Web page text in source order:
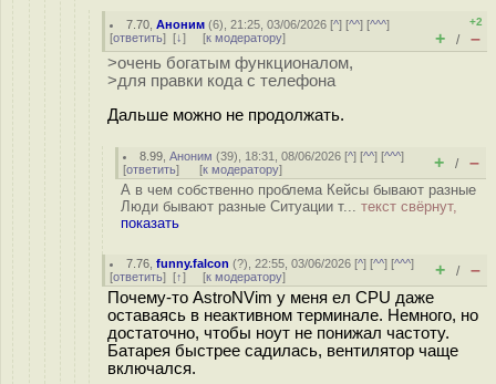
7.70 ,Аноним (6), 21:25, 03/06/2026 [^] [^^] [^^^]
[ответить] [↓] [к модератору]
+2
+ / –
>очень богатым функционалом,
>для правки кода с телефона
Дальше можно не продолжать.
8.99 ,Аноним (39), 18:31, 08/06/2026 [^] [^^] [^^^]
[ответить] [к модератору] + / –
А в чем собственно проблема Кейсы бывают разные
Люди бывают разные Ситуации т... текст свёрнут,
показать
7.76 ,funny.falcon (?), 22:55, 03/06/2026 [^] [^^] [^^^]
[ответить] [↑] [к модератору] + / –
Почему-то AstroNVim у меня ел CPU даже
оставаясь в неактивном терминале. Немного, но
достаточно, чтобы ноут не понижал частоту.
Батарея быстрее садилась, вентилятор чаще
включался.